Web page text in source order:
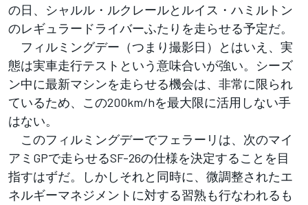
の日、シャルル・ルクレールとルイス・ハミルトン
のレギュラードライバーふたりを走らせる予定だ。
フィルミングデー（つまり撮影日）とはいえ、実
態は実車走行テストという意味合いが強い。シーズ
ン中に最新マシンを走らせる機会は、非常に限られ
ているため、この200km/hを最大限に活用しない手
はない。
このフィルミングデーでフェラーリは、次のマイ
アミGPで走らせるSF-26の仕様を決定することを目
指すはずだ。しかしそれと同時に、微調整されたエ
ネルギーマネジメントに対する習熟も行なわれるも